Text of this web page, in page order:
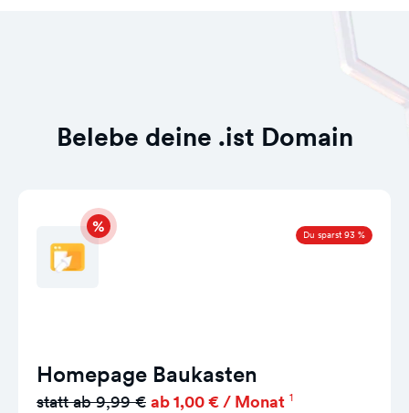
Belebe deine .ist Domain
Du sparst 93 %
Homepage Baukasten
statt ab 9,99 € ab 1,00 € / Monat 1